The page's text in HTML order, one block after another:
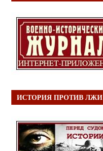
ИСТОРИЯ ПРОТИВ ЛЖИ